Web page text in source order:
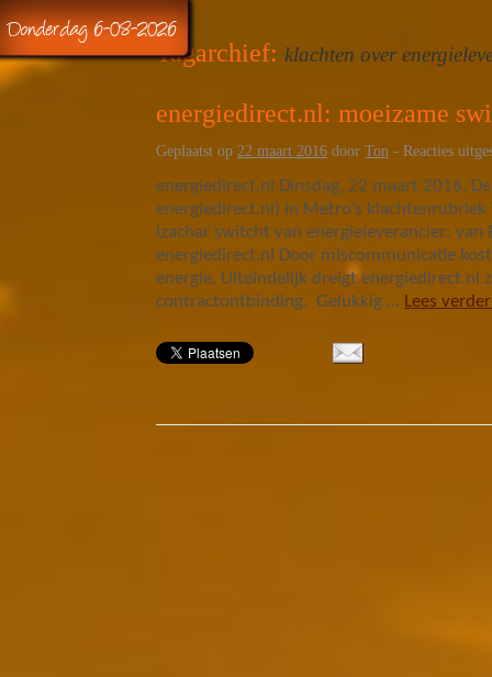
Donderdag 6-08-2026
Tagarchief: klachten over
energiedirect.nl: moeizame
Geplaatst op 22 maart 2016 door Ton - Reacties
energiedirect.nl Dinsdag, 22 maart 2016.
energiedirect.nl) in Metro’s klachtenrubriek
Izachar switcht van energieleverancier: van
energiedirect.nl Door miscommunicatie
energie. Uiteindelijk dreigt energiedirect.nl
contractontbinding. Gelukkig … Lees